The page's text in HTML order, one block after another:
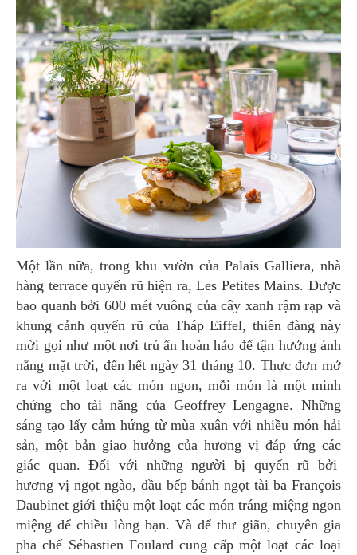
Một lần nữa, trong khu vườn của Palais Galliera, nhà
hàng terrace quyến rũ hiện ra, Les Petites Mains. Được
bao quanh bởi 600 mét vuông của cây xanh rậm rạp và
khung cảnh quyến rũ của Tháp Eiffel, thiên đàng này
mời gọi như một nơi trú ẩn hoàn hảo để tận hưởng ánh
nắng mặt trời, đến hết ngày 31 tháng 10. Thực đơn mở
ra với một loạt các món ngon, mỗi món là một minh
chứng cho tài năng của Geoffrey Lengagne. Những
sáng tạo lấy cảm hứng từ mùa xuân với nhiều món hải
sản, một bản giao hưởng của hương vị đáp ứng các
giác quan. Đối với những người bị quyến rũ bởi
hương vị ngọt ngào, đầu bếp bánh ngọt tài ba François
Daubinet giới thiệu một loạt các món tráng miệng ngon
miệng để chiều lòng bạn. Và để thư giãn, chuyên gia
pha chế Sébastien Foulard cung cấp một loạt các loại